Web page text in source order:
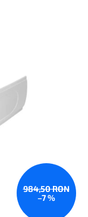
984,50 RON
–7 %